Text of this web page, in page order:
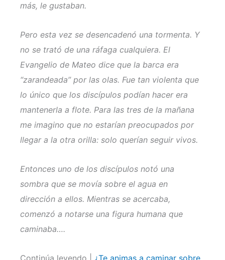
más, le gustaban.
Pero esta vez se desencadenó una tormenta. Y
no se trató de una ráfaga cualquiera. El
Evangelio de Mateo dice que la barca era
“zarandeada” por las olas. Fue tan violenta que
lo único que los discípulos podían hacer era
mantenerla a flote. Para las tres de la mañana
me imagino que no estarían preocupados por
llegar a la otra orilla: solo querían seguir vivos.
Entonces uno de los discípulos notó una
sombra que se movía sobre el agua en
dirección a ellos. Mientras se acercaba,
comenzó a notarse una figura humana que
caminaba….
Continúa leyendo | ¿Te animas a caminar sobre